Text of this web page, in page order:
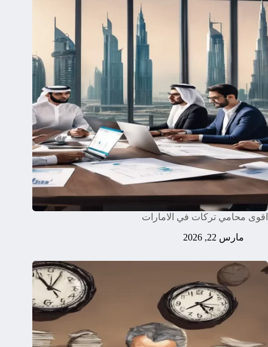
اقوى محامي تركات في الامارات
مارس 22, 2026